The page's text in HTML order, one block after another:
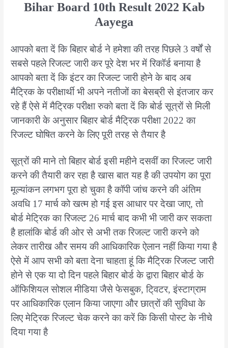
Bihar Board 10th Result 2022 Kab
Aayega
आपको बता दें कि बिहार बोर्ड ने हमेशा की तरह पिछले 3 वर्षों से
सबसे पहले रिजल्ट जारी कर पूरे देश भर में रिकॉर्ड बनाया है
आपको बता दें कि इंटर का रिजल्ट जारी होने के बाद अब
मैट्रिक के परीक्षार्थी भी अपने नतीजों का बेसब्री से इंतजार कर
रहे हैं ऐसे में मैट्रिक परीक्षा रुको बता दें कि बोर्ड सूत्रों से मिली
जानकारी के अनुसार बिहार बोर्ड मैट्रिक परीक्षा 2022 का
रिजल्ट घोषित करने के लिए पूरी तरह से तैयार है
सूत्रों की माने तो बिहार बोर्ड इसी महीने दसवीं का रिजल्ट जारी
करने की तैयारी कर रहा है खास बात यह है की उपयोग का पूरा
मूल्यांकन लगभग पूरा हो चुका है कॉपी जांच करने की अंतिम
अवधि 17 मार्च को खत्म हो गई इस आधार पर देखा जाए, तो
बोर्ड मेट्रिक का रिजल्ट 26 मार्च बाद कभी भी जारी कर सकता
है हालांकि बोर्ड की ओर से अभी तक रिजल्ट जारी करने को
लेकर तारीख और समय की आधिकारिक ऐलान नहीं किया गया है
ऐसे में आप सभी को बता देना चाहता हूं कि मैट्रिक रिजल्ट जारी
होने से एक या दो दिन पहले बिहार बोर्ड के द्वारा बिहार बोर्ड के
ऑफिशियल सोशल मीडिया जैसे फेसबुक, टि्वटर, इंस्टाग्राम
पर आधिकारिक एलान किया जाएगा और छात्रों की सुविधा के
लिए मेट्रिक रिजल्ट चेक करने का करें कि किसी पोस्ट के नीचे
दिया गया है